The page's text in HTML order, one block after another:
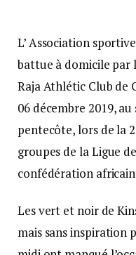
L’ Association
battue à domicile par
Raja Athlétic Club de
06 décembre 2019,
pentecôte, lors de la
groupes de la Ligue
confédération
Les vert et noir de
mais sans inspiration